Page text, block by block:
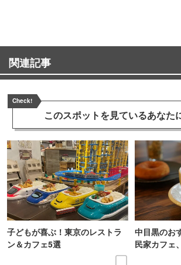
関連記事
Check!
このスポットを見ているあなた
子どもが喜ぶ！東京のレストラ
ン＆カフェ5選
中目黒のお
民家カフェ